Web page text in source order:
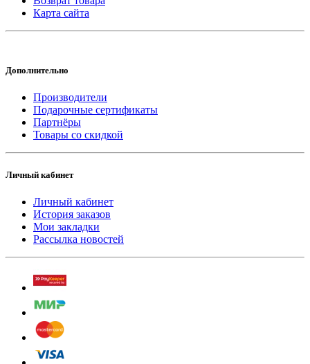
Карта сайта
Дополнительно
Производители
Подарочные сертификаты
Партнёры
Товары со скидкой
Личный кабинет
Личный кабинет
История заказов
Мои закладки
Рассылка новостей